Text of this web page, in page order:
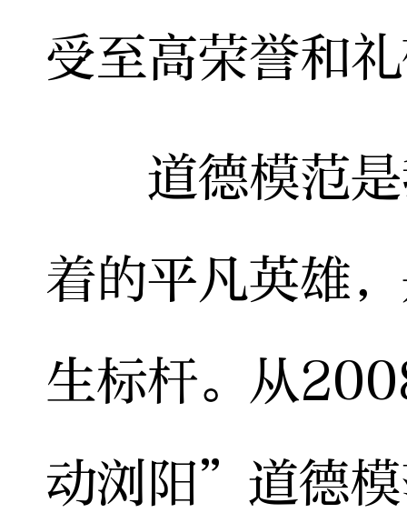
受至高荣誉和
道德模范是
着的平凡英雄
生标杆。从
动浏阳”道德